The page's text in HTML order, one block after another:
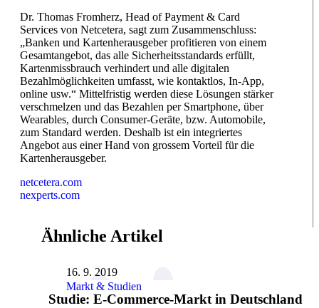
Dr. Thomas Fromherz, Head of Payment & Card
Services von Netcetera, sagt zum Zusammenschluss:
„Banken und Kartenherausgeber profitieren von einem
Gesamtangebot, das alle Sicherheitsstandards erfüllt,
Kartenmissbrauch verhindert und alle digitalen
Bezahlmöglichkeiten umfasst, wie kontaktlos, In-App,
online usw.“ Mittelfristig werden diese Lösungen stärker
verschmelzen und das Bezahlen per Smartphone, über
Wearables, durch Consumer-Geräte, bzw. Automobile,
zum Standard werden. Deshalb ist ein integriertes
Angebot aus einer Hand von grossem Vorteil für die
Kartenherausgeber.
netcetera.com
nexperts.com
Ähnliche Artikel
16. 9. 2019
Markt & Studien
Studie: E-Commerce-Markt in Deutschland